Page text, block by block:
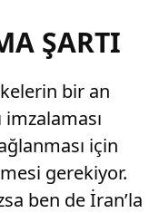
ŞARTI
bir an
imzalaması
için
gerekiyor.
ben de İran’la